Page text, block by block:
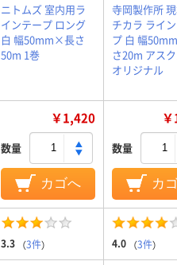
ニトムズ 室内用ラ
インテープ ロング
白 幅50mm×長さ
50m 1巻
寺岡製作所
チカラ ライ
プ 白 幅
さ20m アス
オリジナル
￥1,420
数量
カゴへ
数量
カ
3.3 （3件） 4.0 （3件）